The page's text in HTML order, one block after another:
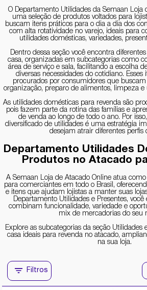
O Departamento Utilidades da Semaan Loja
uma seleção de produtos voltados para
buscam itens práticos para o dia a dia dos
com alta rotatividade no varejo, ideais para
utilidades domésticas, variedades,
Dentro dessa seção você encontra
casa, organizadas em subcategorias como
área de serviço e sala, facilitando a escolha
diversas necessidades do cotidiano.
procurados por consumidores que
organização, preparo de alimentos, limpeza e
As utilidades domésticas para revenda são
pois fazem parte da rotina das famílias e
de venda ao longo de todo o ano. Por
diversificado de utilidades é uma estratégia
desejam atrair diferentes perfis
Departamento Utilidades
Produtos no Atacado
A Semaan Loja de Atacado Online atua
para comerciantes em todo o Brasil,
e itens que ajudam lojistas a manter suas
Departamento Utilidades e Presentes,
combinam funcionalidade, variedade e
mix de mercadorias do seu
Explore as subcategorias da seção Utilidades
casa ideais para revenda no atacado,
na sua loja.
Filtros